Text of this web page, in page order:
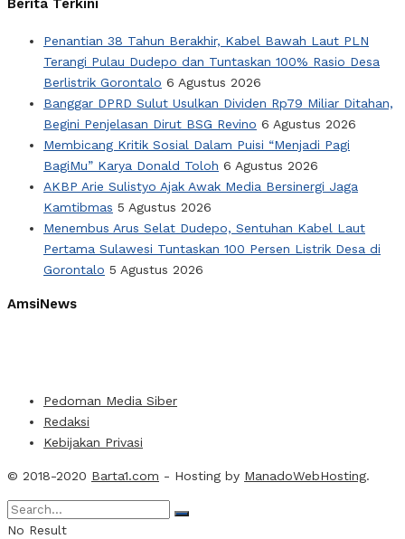
Berita Terkini
Penantian 38 Tahun Berakhir, Kabel Bawah Laut PLN
Terangi Pulau Dudepo dan Tuntaskan 100% Rasio Desa
Berlistrik Gorontalo 6 Agustus 2026
Banggar DPRD Sulut Usulkan Dividen Rp79 Miliar Ditahan,
Begini Penjelasan Dirut BSG Revino 6 Agustus 2026
Membicang Kritik Sosial Dalam Puisi “Menjadi Pagi
BagiMu” Karya Donald Toloh 6 Agustus 2026
AKBP Arie Sulistyo Ajak Awak Media Bersinergi Jaga
Kamtibmas 5 Agustus 2026
Menembus Arus Selat Dudepo, Sentuhan Kabel Laut
Pertama Sulawesi Tuntaskan 100 Persen Listrik Desa di
Gorontalo 5 Agustus 2026
AmsiNews
Pedoman Media Siber
Redaksi
Kebijakan Privasi
© 2018-2020 Barta1.com - Hosting by ManadoWebHosting.
No Result